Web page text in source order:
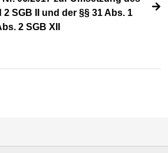
2 SGB II und der §§ 31 Abs. 1
2 SGB XII